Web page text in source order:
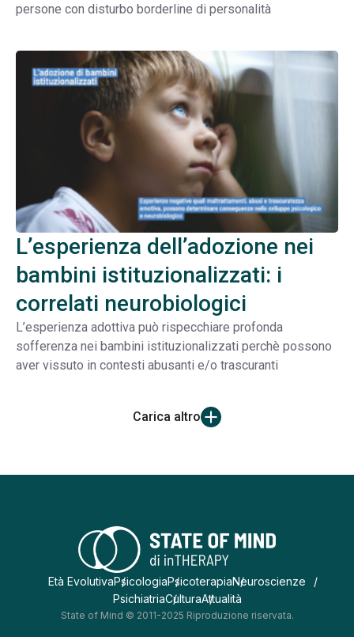
persone con disturbo borderline di personalità
L’esperienza dell’adozione nei
bambini istituzionalizzati: i
correlati neurobiologici
L’esperienza adottiva può rispecchiare profonda
sofferenza nei bambini istituzionalizzati perchè possono
aver vissuto in contesti abusanti e/o trascuranti
Carica altro
Età EvolutivaPsicologiaPsicoterapiaNeuroscienze
PsichiatriaCulturaAttualità
State of Mind © 2011-2025 Riproduzione riservata.